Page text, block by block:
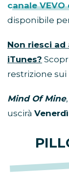
canale VEVO
disponibile
Non riesci ad
iTunes?
restrizione sui
Mind Of Mine
uscirà